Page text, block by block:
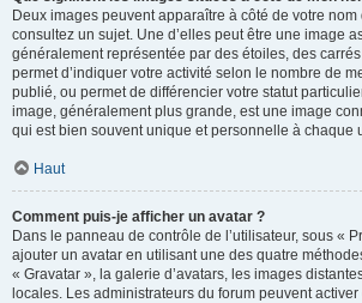
Deux images peuvent apparaître à côté de votre nom
consultez un sujet. Une d’elles peut être une image
généralement représentée par des étoiles, des
permet d’indiquer votre activité selon le nombre de
publié, ou permet de différencier votre statut
image, généralement plus grande, est une image
qui est bien souvent unique et personnelle à chaque
Haut
Comment puis-je afficher un avatar ?
Dans le panneau de contrôle de l’utilisateur, sous «
ajouter un avatar en utilisant une des quatre
« Gravatar », la galerie d’avatars, les images
locales. Les administrateurs du forum peuvent